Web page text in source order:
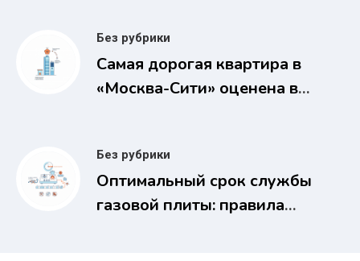
Без рубрики
Самая дорогая квартира в
«Москва-Сити» оценена в
Без рубрики
Оптимальный срок службы
газовой плиты: правила